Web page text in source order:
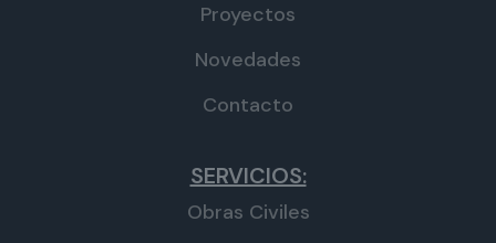
Proyectos
Novedades
Contacto
SERVICIOS:
Obras Civiles